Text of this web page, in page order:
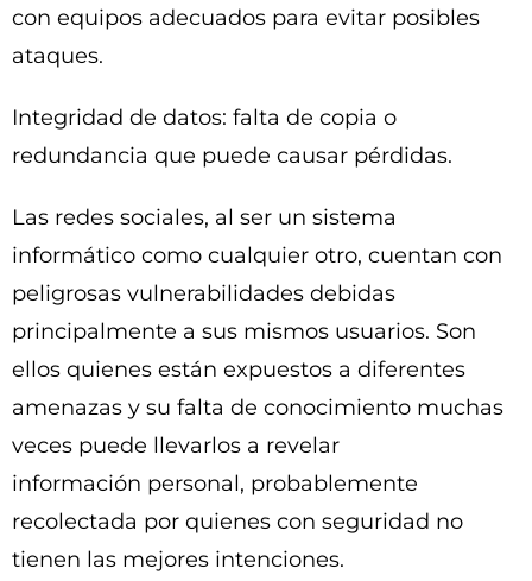
con equipos adecuados para evitar posibles
ataques.
Integridad de datos: falta de copia o
redundancia que puede causar pérdidas.
Las redes sociales, al ser un sistema
informático como cualquier otro, cuentan con
peligrosas vulnerabilidades debidas
principalmente a sus mismos usuarios. Son
ellos quienes están expuestos a diferentes
amenazas y su falta de conocimiento muchas
veces puede llevarlos a revelar
información personal, probablemente
recolectada por quienes con seguridad no
tienen las mejores intenciones.